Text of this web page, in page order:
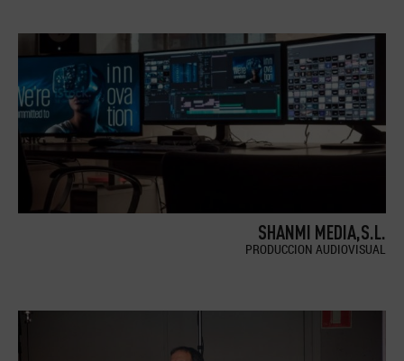
SHANMI MEDIA,S.L.
PRODUCCION AUDIOVISUAL